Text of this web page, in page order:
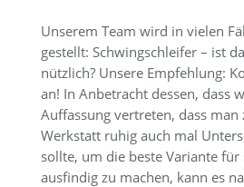
Unserem Team wird in vielen
gestellt: Schwingschleifer – ist
nützlich? Unsere Empfehlung:
an! In Anbetracht dessen, dass
Auffassung vertreten, dass man
Werkstatt ruhig auch mal
sollte, um die beste Variante für
ausfindig zu machen, kann es